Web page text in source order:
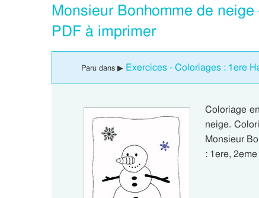
Monsieur Bonhomme de
PDF à imprimer
Paru dans ▶ Exercices - Coloriages : 1ere
Coloriage
neige.
Monsieur
: 1ere,